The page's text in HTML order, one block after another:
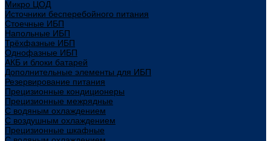
Микро ЦОД
Источники бесперебойного питания
Стоечные ИБП
Напольные ИБП
Трёхфазные ИБП
Однофазные ИБП
АКБ и блоки батарей
Дополнительные элементы для ИБП
Резервирование питания
Прецизионные кондиционеры
Прецизионные межрядные
С водяным охлаждением
С воздушным охлаждением
Прецизионные шкафные